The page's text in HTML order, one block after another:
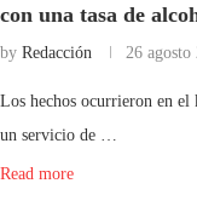
con una tasa de
by Redacción 26 agosto
Los hechos ocurrieron en
un servicio de …
Read more